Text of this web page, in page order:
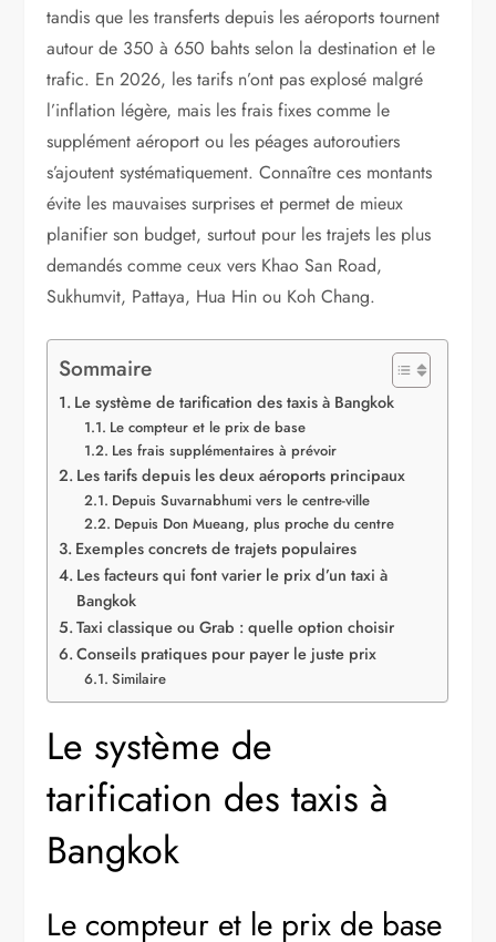
tandis que les transferts depuis les aéroports tournent
autour de 350 à 650 bahts selon la destination et le
trafic. En 2026, les tarifs n’ont pas explosé malgré
l’inflation légère, mais les frais fixes comme le
supplément aéroport ou les péages autoroutiers
s’ajoutent systématiquement. Connaître ces montants
évite les mauvaises surprises et permet de mieux
planifier son budget, surtout pour les trajets les plus
demandés comme ceux vers Khao San Road,
Sukhumvit, Pattaya, Hua Hin ou Koh Chang.
Sommaire
Le système de tarification des taxis à Bangkok
Le compteur et le prix de base
Les frais supplémentaires à prévoir
Les tarifs depuis les deux aéroports principaux
Depuis Suvarnabhumi vers le centre-ville
Depuis Don Mueang, plus proche du centre
Exemples concrets de trajets populaires
Les facteurs qui font varier le prix d’un taxi à
Bangkok
Taxi classique ou Grab : quelle option choisir
Conseils pratiques pour payer le juste prix
Similaire
Le système de
tarification des taxis à
Bangkok
Le compteur et le prix de base